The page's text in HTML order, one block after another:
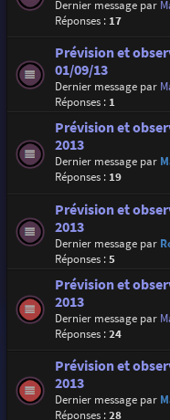
Dernier message par
Réponses : 17
Prévision et
01/09/13
Dernier message par
Réponses : 1
Prévision et
2013
Dernier message par
Réponses : 19
Prévision et
2013
Dernier message par
Réponses :5
Prévision et
2013
Dernier message par
Réponses :24
Prévision et
2013
Dernier message par
Réponses :28